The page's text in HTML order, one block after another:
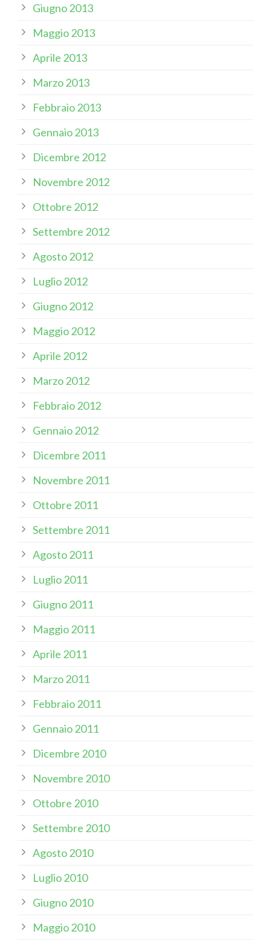
Giugno 2013
Maggio 2013
Aprile 2013
Marzo 2013
Febbraio 2013
Gennaio 2013
Dicembre 2012
Novembre 2012
Ottobre 2012
Settembre 2012
Agosto 2012
Luglio 2012
Giugno 2012
Maggio 2012
Aprile 2012
Marzo 2012
Febbraio 2012
Gennaio 2012
Dicembre 2011
Novembre 2011
Ottobre 2011
Settembre 2011
Agosto 2011
Luglio 2011
Giugno 2011
Maggio 2011
Aprile 2011
Marzo 2011
Febbraio 2011
Gennaio 2011
Dicembre 2010
Novembre 2010
Ottobre 2010
Settembre 2010
Agosto 2010
Luglio 2010
Giugno 2010
Maggio 2010